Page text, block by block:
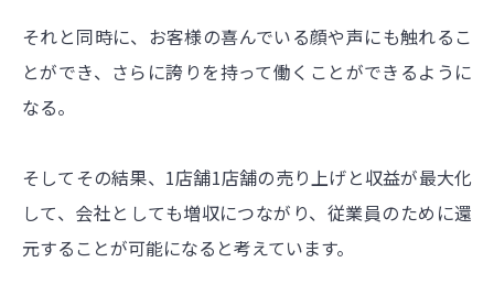
それと同時に、お客様の喜んでいる顔や声にも触れるこ
とができ、さらに誇りを持って働くことができるように
なる。
そしてその結果、1店舗1店舗の売り上げと収益が最大化
して、会社としても増収につながり、従業員のために還
元することが可能になると考えています。